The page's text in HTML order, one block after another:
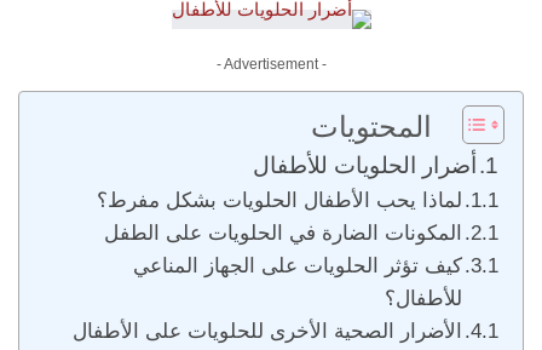
- Advertisement -
المحتويات
أضرار الحلويات للأطفال
لماذا يحب الأطفال الحلويات بشكل مفرط؟
المكونات الضارة في الحلويات على الطفل
كيف تؤثر الحلويات على الجهاز المناعي
للأطفال؟
الأضرار الصحية الأخرى للحلويات على الأطفال